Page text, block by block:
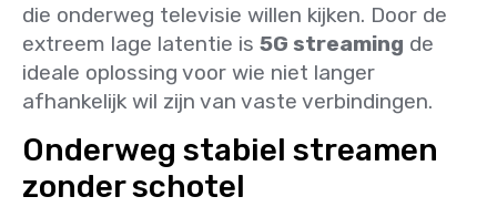
die onderweg televisie willen kijken. Door de
extreem lage latentie is 5G streaming de
ideale oplossing voor wie niet langer
afhankelijk wil zijn van vaste verbindingen.
Onderweg stabiel streamen
zonder schotel